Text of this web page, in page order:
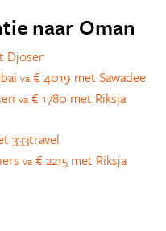
naar Oman
Djoser
va € 4019 met Sawadee
va € 1780 met Riksja
333travel
va € 2215 met Riksja